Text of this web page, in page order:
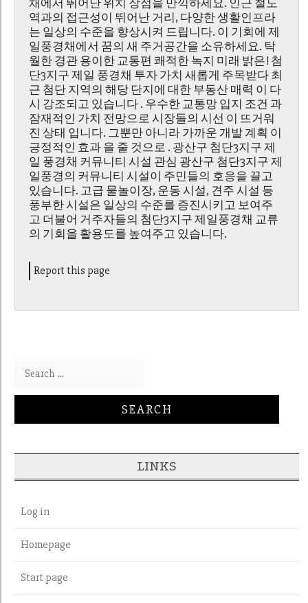
채에서 뛰어난 위치 장점을 만끽하세요. 인근 철도
역과의 접근성이 뛰어난 거리, 다양한 생활인프라
는 일상의 수준을 향상시켜 드립니다. 이 기회에 제
일풍경채에서 꿈의 새 주거공간을 소유하세요. 탁
월한 경관 용이한 교통편 쾌적한 녹지 미래 밝은! 첨
단3지구 제일 풍경채 투자 가치 새롭게 주목받다 최
근 첨단 지역의 해당 단지에 대한 부동산 매력 이 다
시 강조되고 있습니다 . 우수한 교통망 입지 조건 과
잠재적인 가치 전망으로 시장들의 시선 이 뜨거워
진 상태 입니다. 그뿐만 아니라 가까운 개발 계획 이
긍정적인 효과 을 줄 것으로 . 광산구 첨단3지구 제
일 풍경채 커뮤니티 시설 관심 광산구 첨단3지구 제
일풍경의 커뮤니티 시설이 주민들의 호응을 끌고
있습니다. 고급 물놀이장, 운동 시설, 견주 시설 등
풍부한 시설은 일상의 수준를 증진시키고 보여주
고 더불어 거주자들의 첨단3지구 제일풍경채 교류
의 기회을 활용도를 높여주고 있습니다.
Report this page
Search for:
LINKS
Log in
Homepage
Start page